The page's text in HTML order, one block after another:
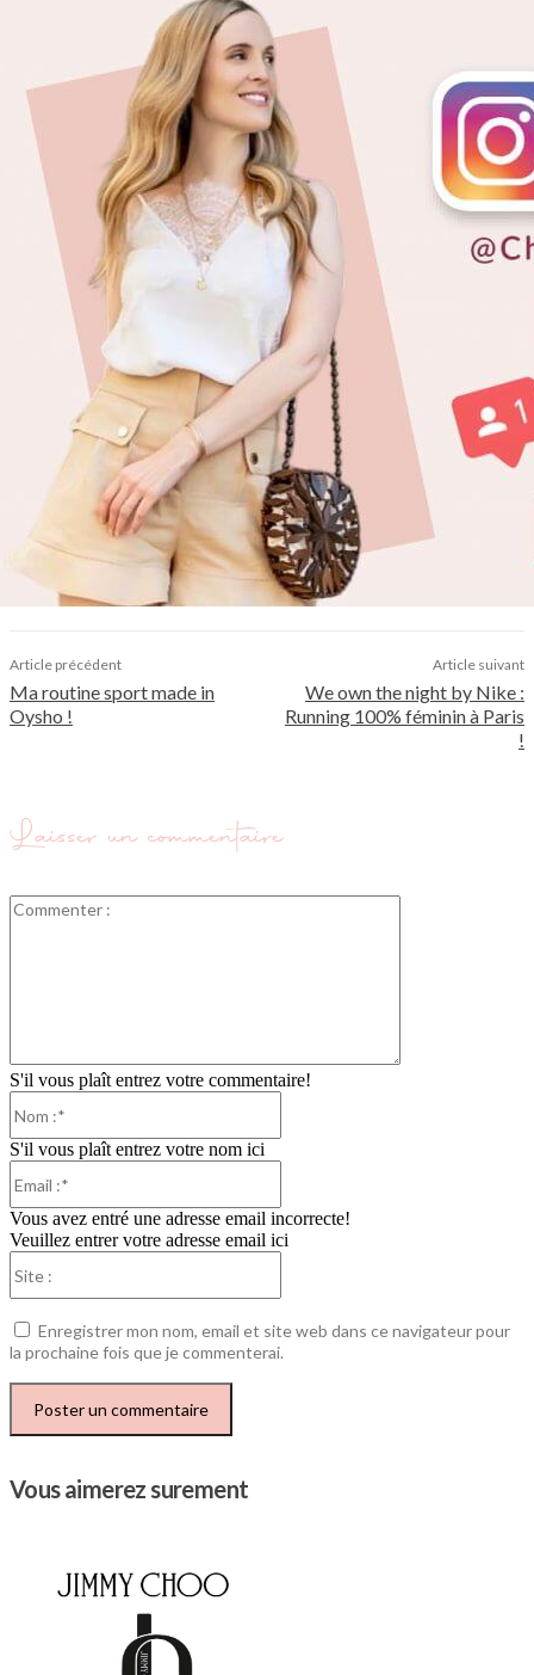
Article précédent
Ma routine sport made in
Oysho !
Article suivant
We own the night by Nike :
Running 100% féminin à Paris
!
Laisser un commentaire
S'il vous plaît entrez votre commentaire!
S'il vous plaît entrez votre nom ici
Vous avez entré une adresse email incorrecte!
Veuillez entrer votre adresse email ici
Enregistrer mon nom, email et site web dans ce navigateur pour
la prochaine fois que je commenterai.
Vous aimerez surement